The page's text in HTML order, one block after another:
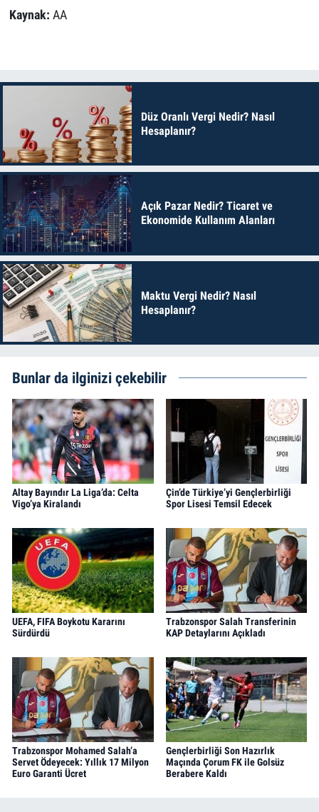
Kaynak: AA
Düz Oranlı Vergi Nedir? Nasıl
Hesaplanır?
Açık Pazar Nedir? Ticaret ve
Ekonomide Kullanım Alanları
Maktu Vergi Nedir? Nasıl
Hesaplanır?
Bunlar da ilginizi çekebilir
Altay Bayındır La Liga’da: Celta
Vigo’ya Kiralandı
Çin’de Türkiye’yi Gençlerbirliği
Spor Lisesi Temsil Edecek
UEFA, FIFA Boykotu Kararını
Sürdürdü
Trabzonspor Salah Transferinin
KAP Detaylarını Açıkladı
Trabzonspor Mohamed Salah’a
Servet Ödeyecek: Yıllık 17 Milyon
Euro Garanti Ücret
Gençlerbirliği Son Hazırlık
Maçında Çorum FK ile Golsüz
Berabere Kaldı